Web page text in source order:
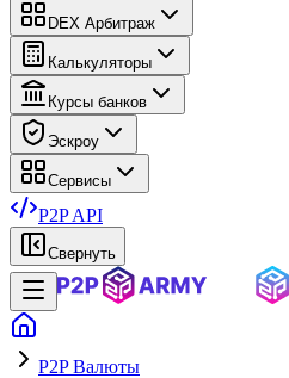
DEX Арбитраж
Калькуляторы
Курсы банков
Эскроу
Сервисы
P2P API
Свернуть
P2P Валюты